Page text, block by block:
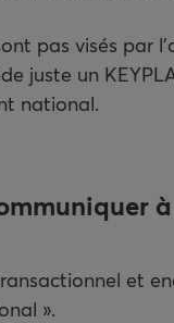
pas visés par
juste un
national.
et
».